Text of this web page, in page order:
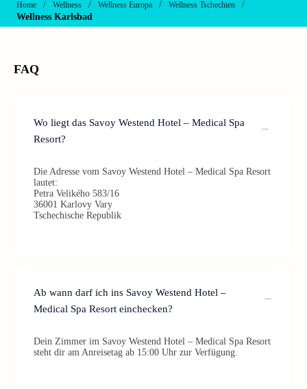
Home / Wellness / Wellness Europa / Wellness Tschechien
/
Wellness Karlsbad
FAQ
Wo liegt das Savoy Westend Hotel – Medical Spa
Resort?
Die Adresse vom Savoy Westend Hotel – Medical Spa Resort
lautet:
Petra Velikého 583/16
36001 Karlovy Vary
Tschechische Republik
Ab wann darf ich ins Savoy Westend Hotel –
Medical Spa Resort einchecken?
Dein Zimmer im Savoy Westend Hotel – Medical Spa Resort
steht dir am Anreisetag ab 15:00 Uhr zur Verfügung.